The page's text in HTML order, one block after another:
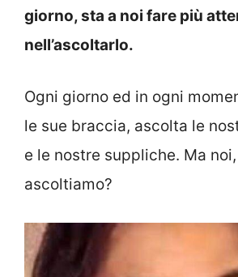
giorno, sta a noi fare più
nell’ascoltarlo.
Ogni giorno ed in ogni
le sue braccia, ascolta le
e le nostre suppliche. Ma
ascoltiamo?